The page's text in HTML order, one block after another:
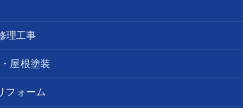
理工事
屋根塗装
フォーム